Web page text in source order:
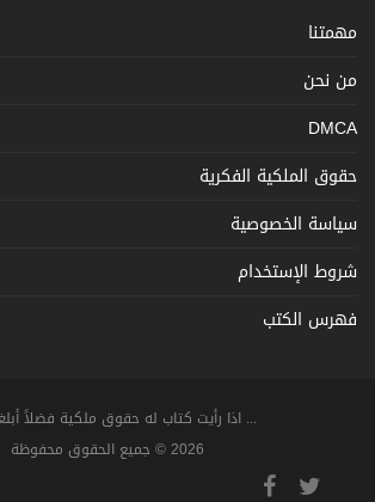
مهمتنا
من نحن
DMCA
حقوق الملكية الفكرية
سياسة الخصوصية
شروط الإستخدام
فهرس الكتب
... اذا رأيت كتاب له حقوق ملكية فضلاً
2026 © جميع الحقوق محفوظة